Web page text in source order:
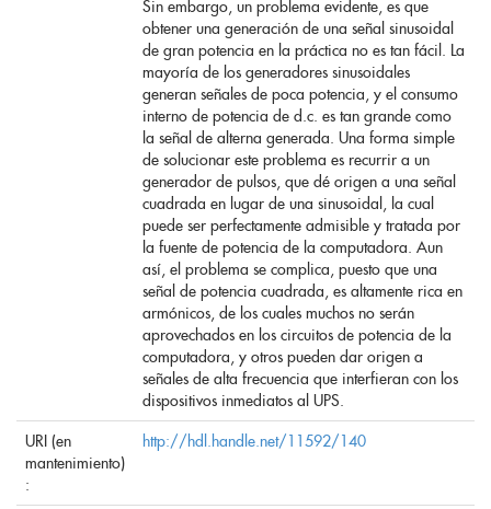
Sin embargo, un problema evidente, es que
obtener una generación de una señal sinusoidal
de gran potencia en la práctica no es tan fácil. La
mayoría de los generadores sinusoidales
generan señales de poca potencia, y el consumo
interno de potencia de d.c. es tan grande como
la señal de alterna generada. Una forma simple
de solucionar este problema es recurrir a un
generador de pulsos, que dé origen a una señal
cuadrada en lugar de una sinusoidal, la cual
puede ser perfectamente admisible y tratada por
la fuente de potencia de la computadora. Aun
así, el problema se complica, puesto que una
señal de potencia cuadrada, es altamente rica en
armónicos, de los cuales muchos no serán
aprovechados en los circuitos de potencia de la
computadora, y otros pueden dar origen a
señales de alta frecuencia que interfieran con los
dispositivos inmediatos al UPS.
URI (en
mantenimiento)
:
http://hdl.handle.net/11592/140